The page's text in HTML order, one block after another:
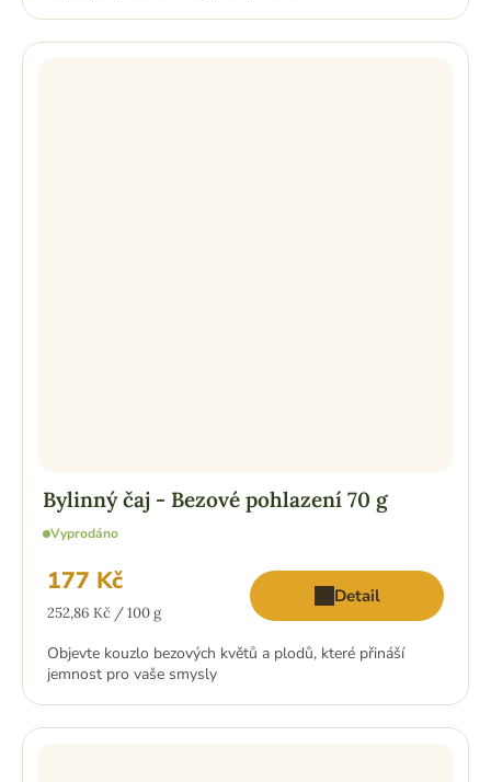
Bylinný čaj - Bezové pohlazení 70 g
Vyprodáno
177 Kč
Měrná
252,86 Kč / 100 g
Detail
Objevte kouzlo bezových květů a plodů, které přináší
jemnost pro vaše smysly